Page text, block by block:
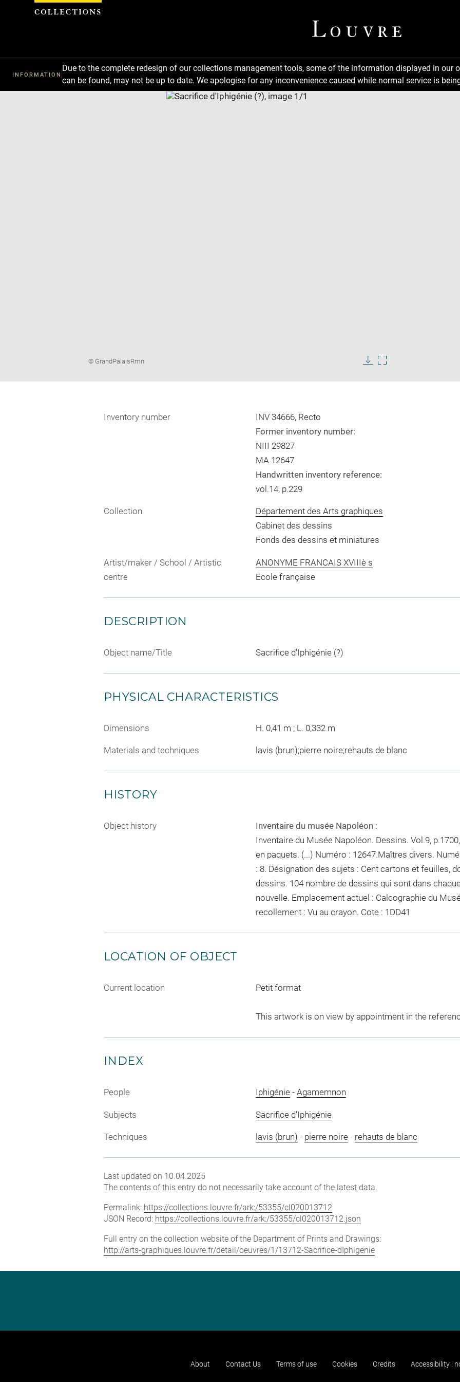
INFORMATION
Due to the complete redesign of our collections management tools, some of the information displayed in
can be found, may not be up to date. We apologise for any inconvenience caused while normal service is
new
Image
© GrandPalaisRmn
imageimage
Inventory number
INV 34666, Recto
Former inventory number:
NIII 29827
MA 12647
Handwritten inventory reference:
vol.14, p.229
Collection
Département des Arts graphiques
Cabinet des dessins
Fonds des dessins et miniatures
Artist/maker / School / Artistic
centre
ANONYME FRANCAIS XVIIIè s
Ecole française
DESCRIPTION
Object name/Title Sacrifice d'Iphigénie (?)
PHYSICAL CHARACTERISTICS
Dimensions H. 0,41 m ; L. 0,332 m
Materials and techniques lavis (brun);pierre noire;rehauts de blanc
HISTORY
Object history
Inventaire du musée Napoléon :
Inventaire du Musée Napoléon. Dessins. Vol.9,
en paquets. (...) Numéro : 12647.Maîtres divers.
: 8. Désignation des sujets : Cent cartons et feuilles,
dessins. 104 nombre de dessins qui sont dans
nouvelle. Emplacement actuel : Calcographie du
recollement : Vu au crayon. Cote : 1DD41
LOCATION OF OBJECT
Current location Petit format
This artwork is on view by appointment in the
INDEX
People Iphigénie- Agamemnon
Subjects Sacrifice d'Iphigénie
Techniques lavis (brun) - pierre noire- rehauts de blanc
Last updated on 10.04.2025
The contents of this entry do not necessarily take account of the latest data.
Permalink: https://collections.louvre.fr/ark:/53355/cl020013712
JSON Record: https://collections.louvre.fr/ark:/53355/cl020013712.json
Full entry on the collection website of the Department of Prints and Drawings:
http://arts-graphiques.louvre.fr/detail/oeuvres/1/13712-Sacrifice-dIphigenie
About Contact Us Terms of use Cookies Credits Accessibility :
Cookies management panel